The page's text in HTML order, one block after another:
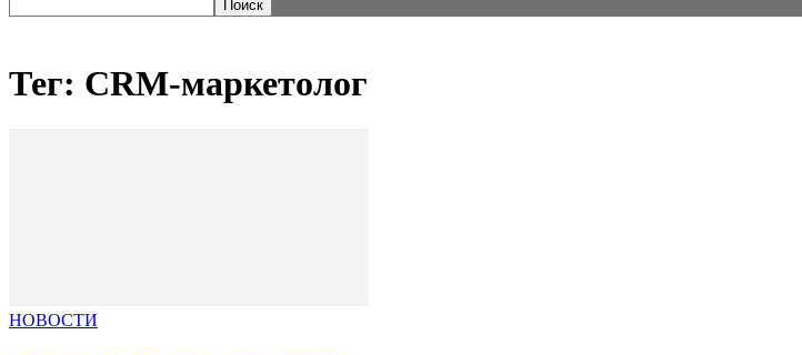
Тег: CRM-маркетолог
НОВОСТИ